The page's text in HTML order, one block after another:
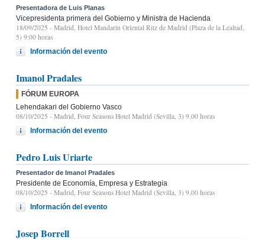
Presentadora de Luis Planas
Vicepresidenta primera del Gobierno y Ministra de Hacienda
18/09/2025 - Madrid, Hotel Mandarin Oriental Ritz de Madrid (Plaza de la Lealtad,
5) 9:00 horas
Información del evento
Imanol Pradales
FÓRUM EUROPA
Lehendakari del Gobierno Vasco
08/10/2025 - Madrid, Four Seasons Hotel Madrid (Sevilla, 3) 9.00 horas
Información del evento
Pedro Luis Uriarte
Presentador de Imanol Pradales
Presidente de Economía, Empresa y Estrategia
08/10/2025 - Madrid, Four Seasons Hotel Madrid (Sevilla, 3) 9.00 horas
Información del evento
Josep Borrell